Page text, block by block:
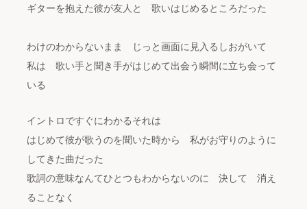
ギターを抱えた彼が友人と 歌いはじめるところだった
わけのわからないまま じっと画面に見入るしおがいて
私は 歌い手と聞き手がはじめて出会う瞬間に立ち会って
いる
イントロですぐにわかるそれは
はじめて彼が歌うのを聞いた時から 私がお守りのように
してきた曲だった
歌詞の意味なんてひとつもわからないのに 決して 消え
ることなく